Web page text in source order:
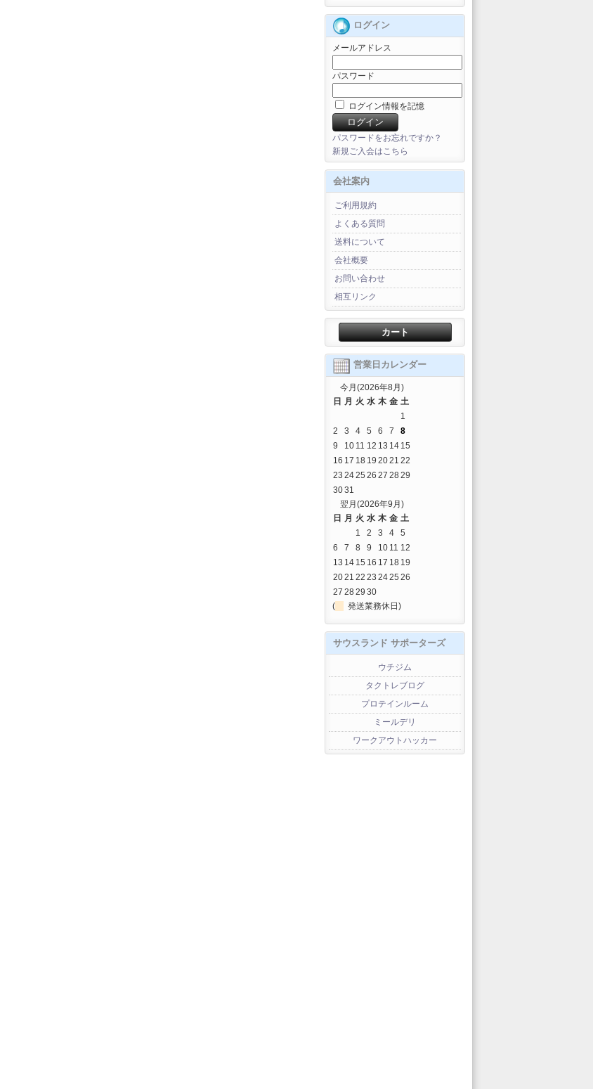
ログイン
メールアドレス
パスワード
ログイン情報を記憶
パスワードをお忘れですか？
新規ご入会はこちら
会社案内
ご利用規約
よくある質問
送料について
会社概要
お問い合わせ
相互リンク
カート
営業日カレンダー
今月(2026年8月)
日 月 火 水 木 金 土
1
2
3 4 5 6 7
8
9
10 11 12 13 14 15
16 17 18 19 2021 22
23 2425 26 27 2829
3031
翌月(2026年9月)
日 月 火 水 木 金 土
1
2 3 4
5
6
7 8 9 10 11 12
13 14 15 16 17 18 19
2021 22 23 2425 26
27 2829 30
(
発送業務休日)
サウスランド サポーターズ
ウチジム
タクトレブログ
プロテインルーム
ミールデリ
ワークアウトハッカー